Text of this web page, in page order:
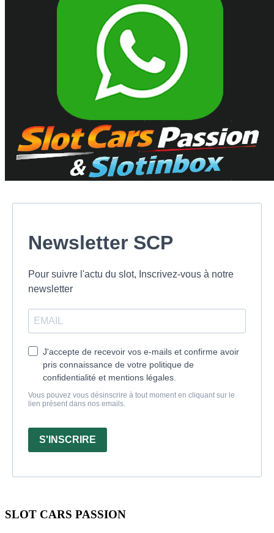
Newsletter SCP
Pour suivre l'actu du slot, Inscrivez-vous à notre
newsletter
J'accepte de recevoir vos e-mails et confirme avoir
pris connaissance de votre politique de
confidentialité et mentions légales.
Vous pouvez vous désinscrire à tout moment en cliquant sur le
lien présent dans nos emails.
S'INSCRIRE
SLOT CARS PASSION